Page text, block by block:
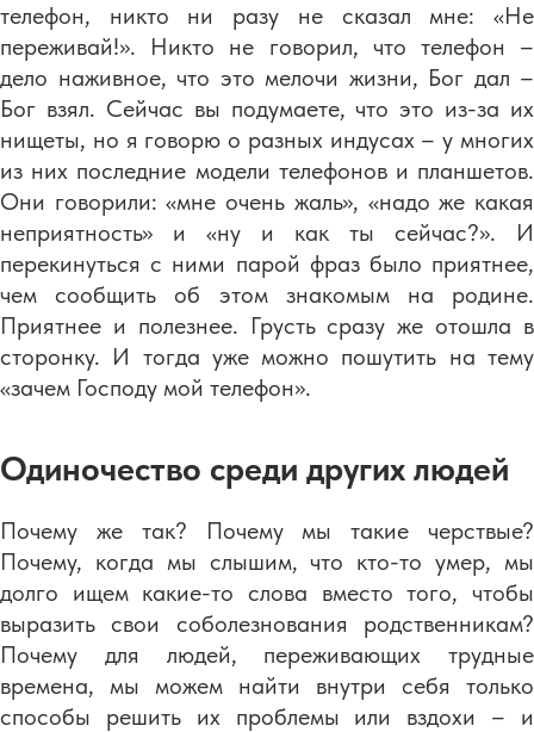
телефон, никто ни разу не сказал мне: «Не
переживай!». Никто не говорил, что телефон –
дело наживное, что это мелочи жизни, Бог дал –
Бог взял. Сейчас вы подумаете, что это из-за их
нищеты, но я говорю о разных индусах – у многих
из них последние модели телефонов и планшетов.
Они говорили: «мне очень жаль», «надо же какая
неприятность» и «ну и как ты сейчас?». И
перекинуться с ними парой фраз было приятнее,
чем сообщить об этом знакомым на родине.
Приятнее и полезнее. Грусть сразу же отошла в
сторонку. И тогда уже можно пошутить на тему
«зачем Господу мой телефон».
Одиночество среди других людей
Почему же так? Почему мы такие черствые?
Почему, когда мы слышим, что кто-то умер, мы
долго ищем какие-то слова вместо того, чтобы
выразить свои соболезнования родственникам?
Почему для людей, переживающих трудные
времена, мы можем найти внутри себя только
способы решить их проблемы или вздохи – и